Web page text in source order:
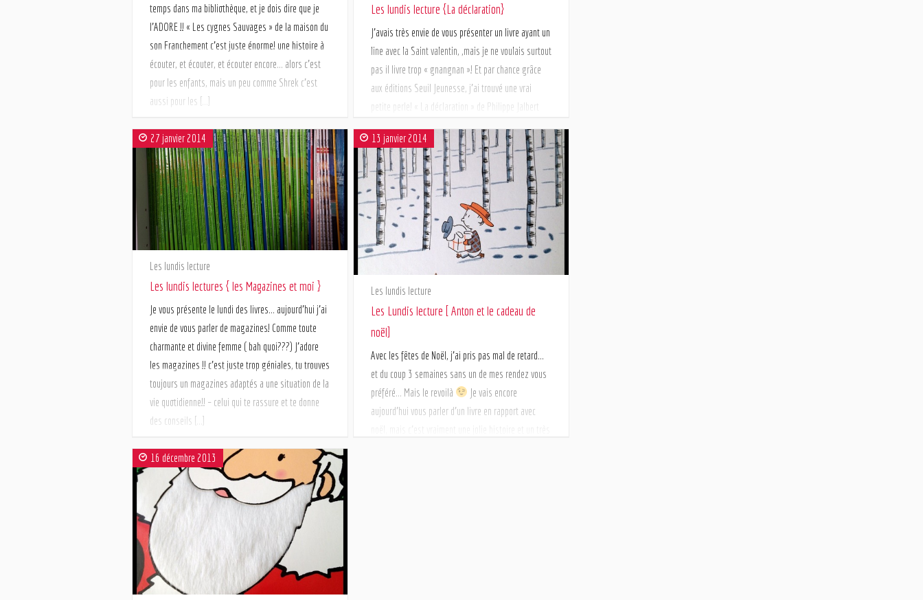
adoré Divergente!!! […]
temps dans ma bibliothèque, et je dois dire que je
l’ADORE !! « Les cygnes Sauvages » de la maison du
son Franchement c’est juste énorme! une histoire à
écouter, et écouter, et écouter encore… alors c’est
pour les enfants, mais un peu comme Shrek c’est
aussi pour les […]
Les lundis lecture {La déclaration}
J’avais très envie de vous présenter un livre ayant un
line avec la Saint valentin, ,mais je ne voulais surtout
pas il livre trop « gnangnan »! Et par chance grâce
aux éditions Seuil Jeunesse, j’ai trouvé une vrai
petite perle! « La déclaration » de Philippe Jalbert
courage pour […]
27 janvier 2014
Les lundis lecture
Les lundis lectures { les Magazines et moi }
Je vous présente le lundi des livres… aujourd’hui j’ai
envie de vous parler de magazines! Comme toute
charmante et divine femme ( bah quoi???) J’adore
les magazines !! c’est juste trop géniales, tu trouves
toujours un magazines adaptés a une situation de la
vie quotidienne!! – celui qui te rassure et te donne
des conseils […]
13 janvier 2014
Les lundis lecture
Les Lundis lecture [ Anton et le cadeau de
noël]
Avec les fêtes de Noël, j’ai pris pas mal de retard…
et du coup 3 semaines sans un de mes rendez vous
préféré… Mais le revoilà
Je vais encore
aujourd’hui vous parler d’un livre en rapport avec
16 décembre 2013